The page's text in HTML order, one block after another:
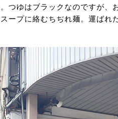
つゆはブラックなのですが、
ープに絡むちぢれ麺。運ばれ